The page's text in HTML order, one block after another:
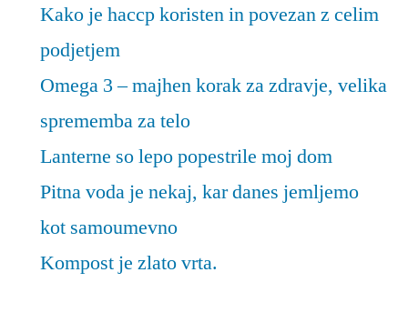
Kako je haccp koristen in povezan z celim
podjetjem
Omega 3 – majhen korak za zdravje, velika
sprememba za telo
Lanterne so lepo popestrile moj dom
Pitna voda je nekaj, kar danes jemljemo
kot samoumevno
Kompost je zlato vrta.